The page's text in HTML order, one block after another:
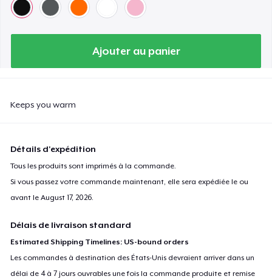
Ajouter au panier
Keeps you warm
Détails d'expédition
Tous les produits sont imprimés à la commande.
Si vous passez votre commande maintenant, elle sera expédiée le ou
avant leAugust 17, 2026
Délais de livraison standard
Estimated Shipping Timelines: US-bound orders
Les commandes à destination des États-Unis devraient arriver dans un
délai de 4 à 7 jours ouvrables une fois la commande produite et remise